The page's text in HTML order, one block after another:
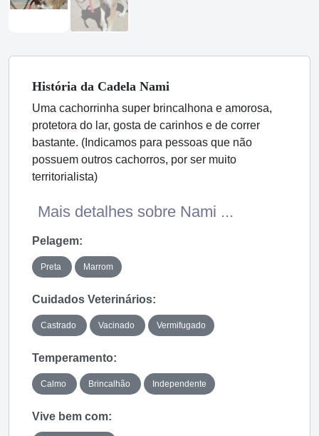
História da Cadela Nami
Uma cachorrinha super brincalhona e amorosa,
protetora do lar, gosta de carinhos e de correr
bastante. (Indicamos para pessoas que não
possuem outros cachorros, por ser muito
territorialista)
Mais detalhes sobre Nami ...
Pelagem:
Preta Marrom
Cuidados Veterinários:
Castrado Vacinado Vermifugado
Temperamento:
Calmo Brincalhão Independente
Vive bem com: